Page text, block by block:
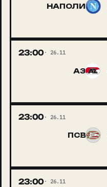
НАПОЛИ
23:00 26.11
АЗ
23:00 26.11
ПСВ
23:00 26.11